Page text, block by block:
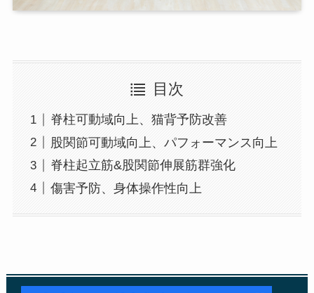
目次
脊柱可動域向上、猫背予防改善
股関節可動域向上、パフォーマンス向上
脊柱起立筋&股関節伸展筋群強化
傷害予防、身体操作性向上